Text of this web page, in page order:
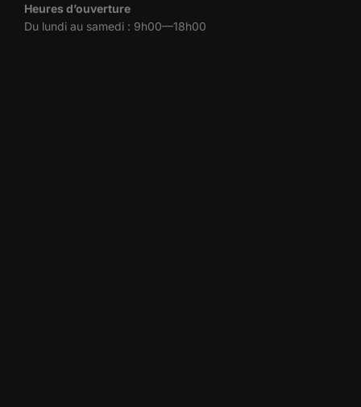
Heures d’ouverture
Du lundi au samedi : 9h00—18h00